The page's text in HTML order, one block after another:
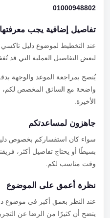
01000948802
تفاصيل إضافية يجب معرفتها
عند التخطيط لموضوع دليل تاكسي
لبعض التفاصيل العملية التي قد
يُنصح بمراجعة الموعد والوجهة
واضحة مع السائق المخصص لكم،
الأخيرة.
جاهزون لمساعدتكم
سواء كان استفساركم بخصوص
بسيطًا أو يحتاج تفاصيل أكثر،
وقت مناسب لكم.
نظرة أعمق على الموضوع
عند النظر بعمق أكبر في موضوع
يتضح أن كثيرًا من الرضا عن